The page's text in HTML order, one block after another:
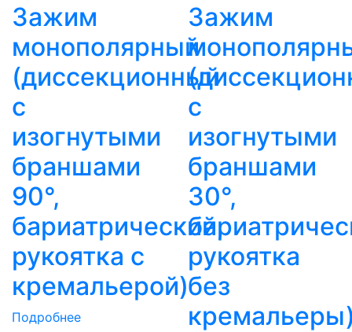
Зажим
монополярный
(диссекционный
с
изогнутыми
браншами
90°,
бариатрический,
рукоятка с
кремальерой)
Подробнее
Зажим
с
изогнутыми
браншами
30°,
рукоятка
без